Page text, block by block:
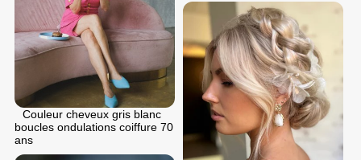
Couleur cheveux gris blanc
boucles ondulations coiffure 70
ans